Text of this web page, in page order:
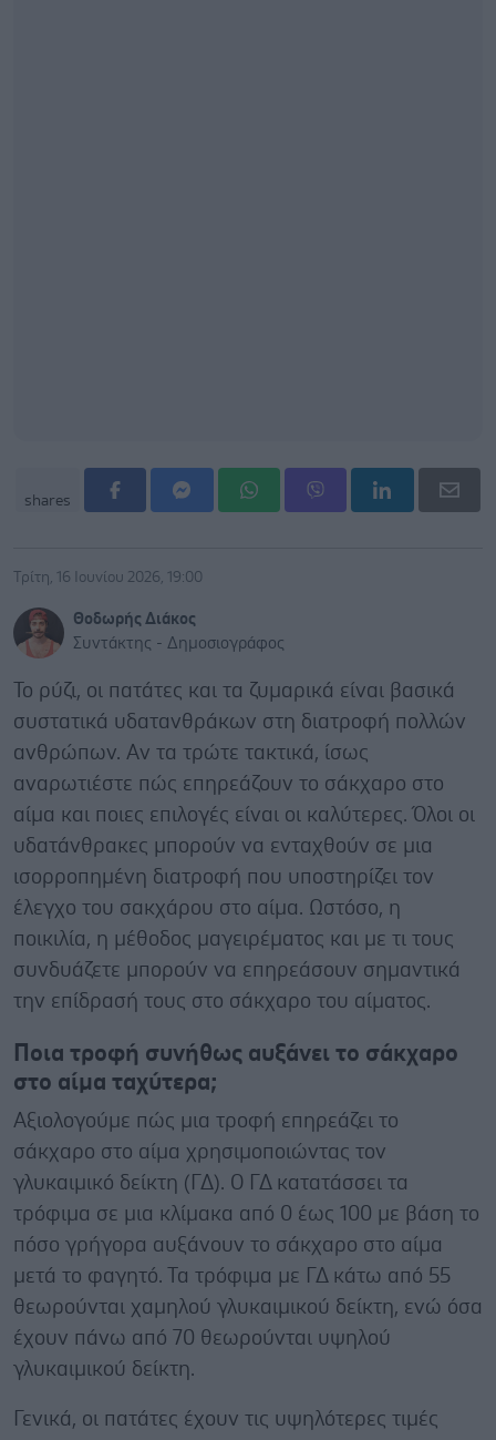
shares
Τρίτη, 16 Ιουνίου 2026, 19:00
Θοδωρής Διάκος
Συντάκτης - Δημοσιογράφος
Το ρύζι, οι πατάτες και τα ζυμαρικά είναι βασικά
συστατικά υδατανθράκων στη διατροφή πολλών
ανθρώπων. Αν τα τρώτε τακτικά, ίσως
αναρωτιέστε πώς επηρεάζουν το σάκχαρο στο
αίμα και ποιες επιλογές είναι οι καλύτερες. Όλοι οι
υδατάνθρακες μπορούν να ενταχθούν σε μια
ισορροπημένη διατροφή που υποστηρίζει τον
έλεγχο του σακχάρου στο αίμα. Ωστόσο, η
ποικιλία, η μέθοδος μαγειρέματος και με τι τους
συνδυάζετε μπορούν να επηρεάσουν σημαντικά
την επίδρασή τους στο σάκχαρο του αίματος.
Ποια τροφή συνήθως αυξάνει το σάκχαρο
στο αίμα ταχύτερα;
Αξιολογούμε πώς μια τροφή επηρεάζει το
σάκχαρο στο αίμα χρησιμοποιώντας τον
γλυκαιμικό δείκτη (ΓΔ). Ο ΓΔ κατατάσσει τα
τρόφιμα σε μια κλίμακα από 0 έως 100 με βάση το
πόσο γρήγορα αυξάνουν το σάκχαρο στο αίμα
μετά το φαγητό. Τα τρόφιμα με ΓΔ κάτω από 55
θεωρούνται χαμηλού γλυκαιμικού δείκτη, ενώ όσα
έχουν πάνω από 70 θεωρούνται υψηλού
γλυκαιμικού δείκτη.
Γενικά, οι πατάτες έχουν τις υψηλότερες τιμές